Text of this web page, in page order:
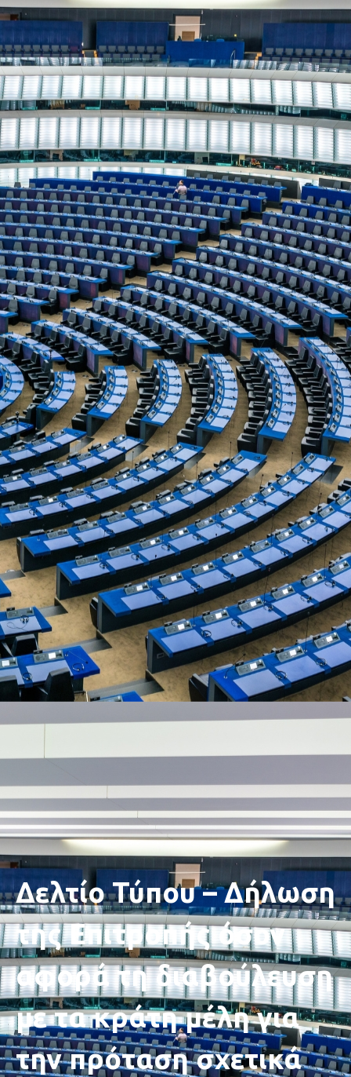
Δελτίο Τύπου – Δήλωση
της Επιτροπής όσον
αφορά τη διαβούλευση
με τα κράτη μέλη για
την πρόταση σχετικά